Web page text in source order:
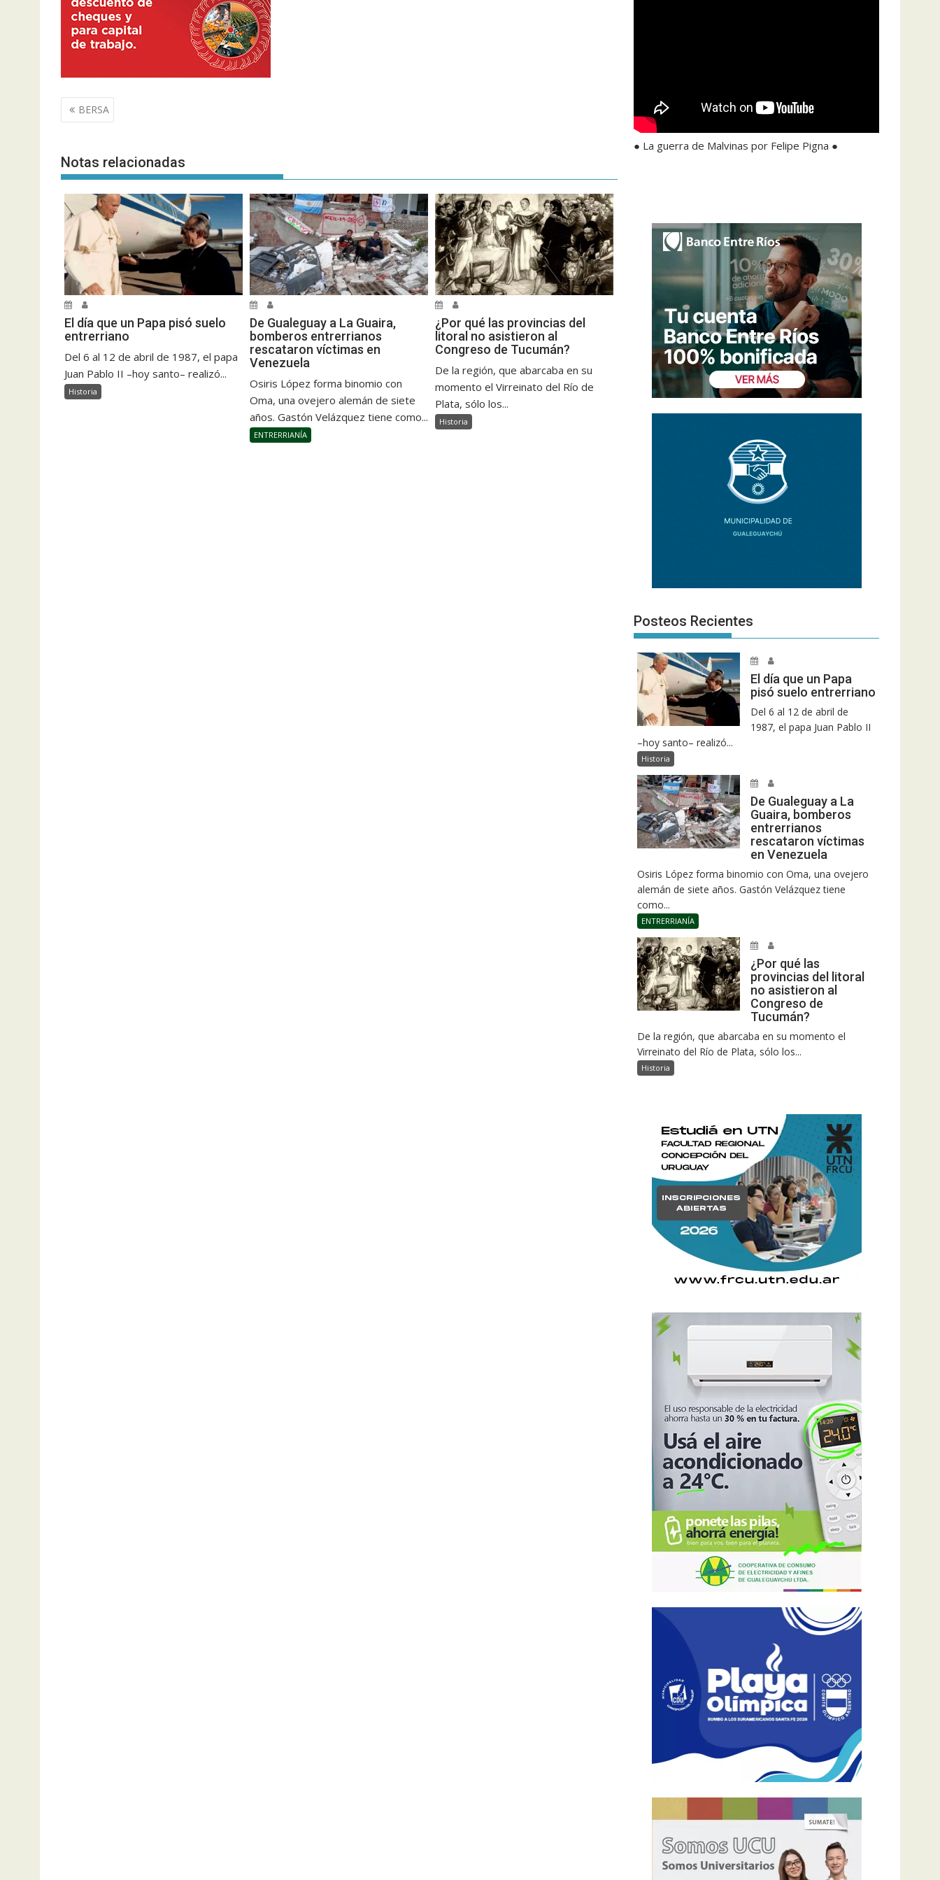
Navegación
de
BERSA
Notas relacionadas
El día que un Papa pisó suelo
entrerriano
Del 6 al 12 de abril de 1987, el papa
Juan Pablo II –hoy santo– realizó...
Historia
De Gualeguay a La Guaira,
bomberos entrerrianos
rescataron víctimas en
Venezuela
Osiris López forma binomio con
Oma, una ovejero alemán de siete
años. Gastón Velázquez tiene como...
ENTRERRIANÍA
¿Por qué las provincias del
litoral no asistieron al
Congreso de Tucumán?
De la región, que abarcaba en su
momento el Virreinato del Río de
Plata, sólo los...
Historia
● La guerra de Malvinas por Felipe Pigna ●
Posteos Recientes
El día que un Papa
pisó suelo entrerriano
Del 6 al 12 de abril de
1987, el papa Juan Pablo II
–hoy santo– realizó...
Historia
De Gualeguay a La
Guaira, bomberos
entrerrianos
rescataron víctimas
en Venezuela
Osiris López forma binomio con Oma, una ovejero
alemán de siete años. Gastón Velázquez tiene
como...
ENTRERRIANÍA
¿Por qué las
provincias del litoral
no asistieron al
Congreso de
Tucumán?
De la región, que abarcaba en su momento el
Virreinato del Río de Plata, sólo los...
Historia